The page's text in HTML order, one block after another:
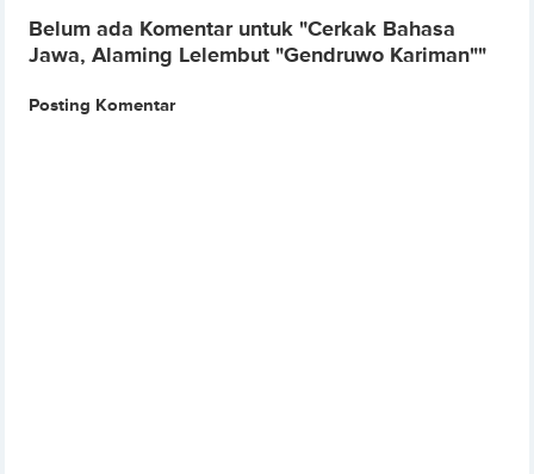
Belum ada Komentar untuk "Cerkak Bahasa
Jawa, Alaming Lelembut "Gendruwo Kariman""
Posting Komentar